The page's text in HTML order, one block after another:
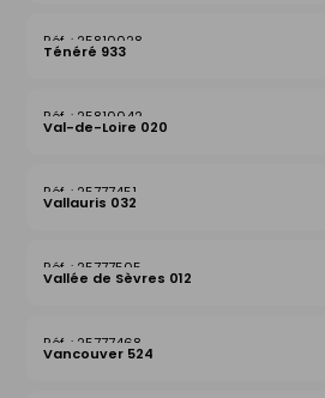
25810028
Ténéré 933
25810042
Val-de-Loire 020
25777451
Vallauris 032
25777505
Vallée de Sèvres 012
25777468
Vancouver 524